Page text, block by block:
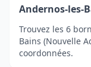
Andernos-les-
Trouvez les 6
Bains (Nouvelle
coordonnées.